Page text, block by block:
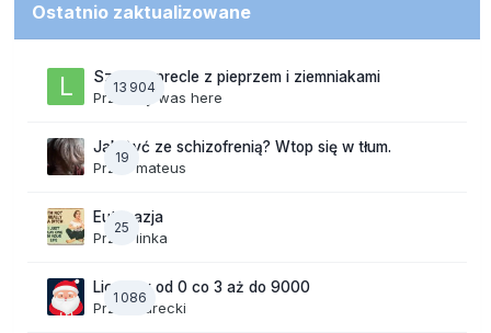
Ostatnio zaktualizowane
13 904
Szalone precle z pieprzem i ziemniakami
Przez lily was here
19
Jak żyć ze schizofrenią? Wtop się w tłum.
Przez mateus
25
Eutanazja
Przez linka
1 086
Liczymy od 0 co 3 aż do 9000
Przez Jurecki